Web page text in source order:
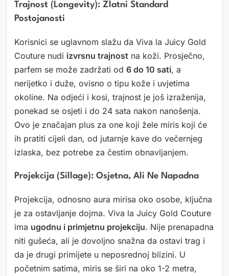
Trajnost (Longevity): Zlatni Standard
Postojanosti
Korisnici se uglavnom slažu da Viva la Juicy Gold
Couture nudi izvrsnu trajnost na koži. Prosječno,
parfem se može zadržati od 6 do 10 sati, a
nerijetko i duže, ovisno o tipu kože i uvjetima
okoline. Na odjeći i kosi, trajnost je još izraženija,
ponekad se osjeti i do 24 sata nakon nanošenja.
Ovo je značajan plus za one koji žele miris koji će
ih pratiti cijeli dan, od jutarnje kave do večernjeg
izlaska, bez potrebe za čestim obnavljanjem.
Projekcija (Sillage): Osjetna, Ali Ne Napadna
Projekcija, odnosno aura mirisa oko osobe, ključna
je za ostavljanje dojma. Viva la Juicy Gold Couture
ima ugodnu i primjetnu projekciju. Nije prenapadna
niti gušeća, ali je dovoljno snažna da ostavi trag i
da je drugi primijete u neposrednoj blizini. U
početnim satima, miris se širi na oko 1-2 metra,